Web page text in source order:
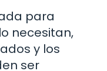
para
necesitan,
y los
ser